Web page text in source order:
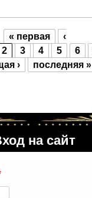
« первая
‹
2 3 4 5 6
›
последняя »
на сайт